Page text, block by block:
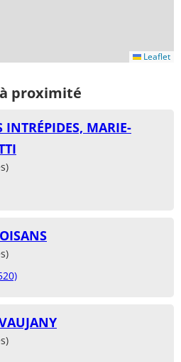
Leaflet
proximité
INTRÉPIDES, MARIE-